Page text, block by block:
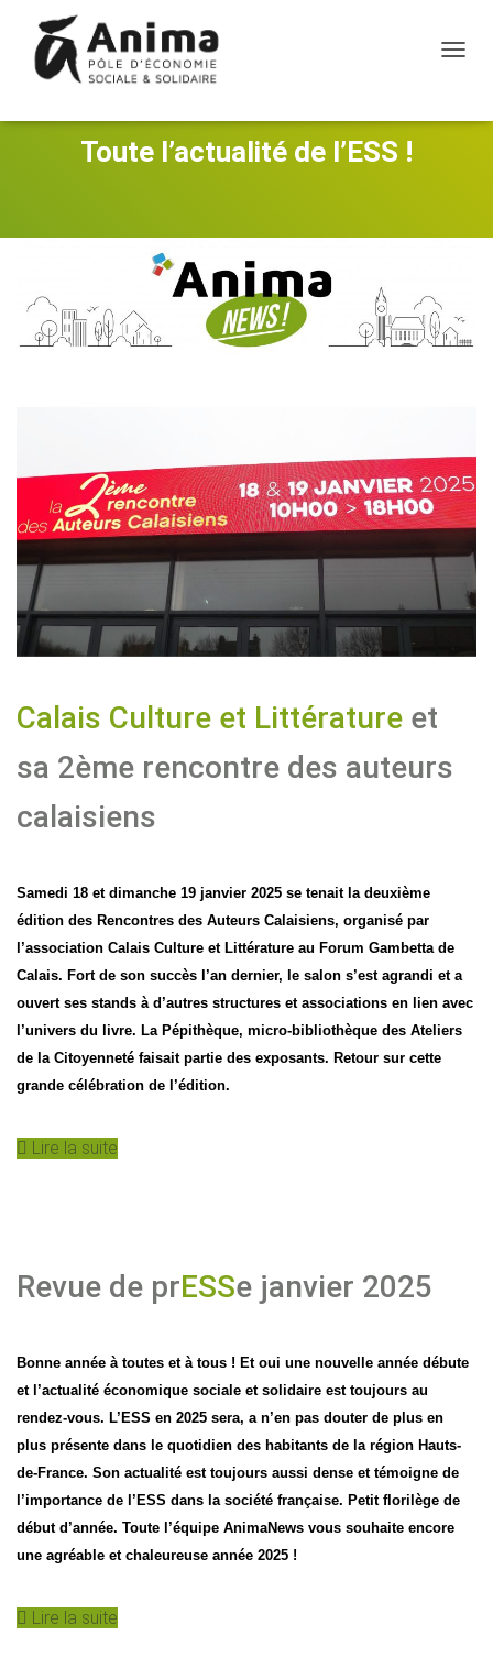
F
E
A
V
G
Toute l’actualité de l’ESS !
Calais Culture et Littérature et
sa 2ème rencontre des auteurs
calaisiens
Samedi 18 et dimanche 19 janvier 2025 se tenait la deuxième
édition des Rencontres des Auteurs Calaisiens, organisé par
l’association Calais Culture et Littérature au Forum Gambetta de
Calais. Fort de son succès l’an dernier, le salon s’est agrandi et a
ouvert ses stands à d’autres structures et associations en lien avec
l’univers du livre. La Pépithèque, micro-bibliothèque des Ateliers
de la Citoyenneté faisait partie des exposants. Retour sur cette
grande célébration de l’édition.
Lire la suite
Revue de prESSe janvier 2025
Bonne année à toutes et à tous ! Et oui une nouvelle année débute
et l’actualité économique sociale et solidaire est toujours au
rendez-vous. L’ESS en 2025 sera, a n’en pas douter de plus en
plus présente dans le quotidien des habitants de la région Hauts-
de-France. Son actualité est toujours aussi dense et témoigne de
l’importance de l’ESS dans la société française. Petit florilège de
début d’année. Toute l’équipe AnimaNews vous souhaite encore
une agréable et chaleureuse année 2025 !
Lire la suite